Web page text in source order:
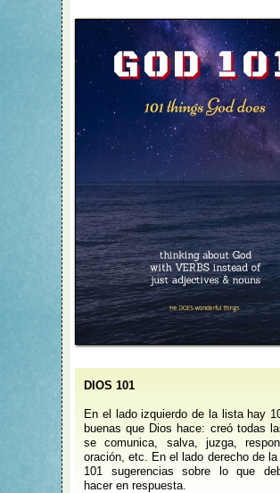
DIOS 101
En el lado izquierdo de la lista hay
buenas que Dios hace: creó todas
se comunica, salva, juzga,
oración, etc. En el lado derecho de
101 sugerencias sobre lo que
hacer en respuesta.